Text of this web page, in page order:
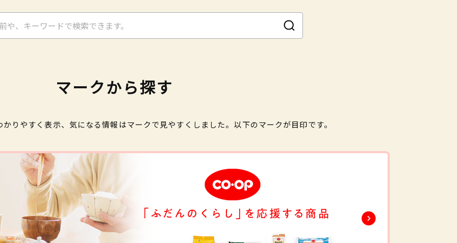
マークから探す
りやすく表示、気になる情報はマークで見やすくしました。以下のマークが目印です。